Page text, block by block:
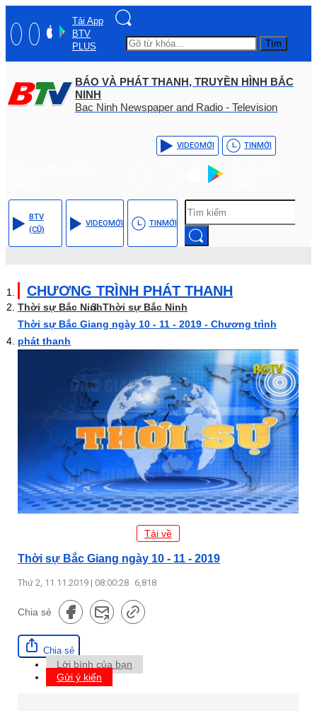
Tải App
BTV
PLUS
Tìm
BÁO VÀ PHÁT THANH, TRUYỀN HÌNH BẮC
NINH
Bac Ninh Newspaper and Radio - Television
VIDEOMỚI TINMỚI
BTV
(CŨ)
VIDEOMỚI TINMỚI
CHƯƠNG TRÌNH PHÁT THANH
Thời sự Bắc NinhThời sự Bắc Ninh
Thời sự Bắc Giang ngày 10 - 11 - 2019 - Chương trình
phát thanh
Tải về
Thời sự Bắc Giang ngày 10 - 11 - 2019
Thứ 2, 11.11.2019 | 08:00:28 6,818
Chia sẻ
Chia sẻ
Lời bình của bạn
Gửi ý kiến